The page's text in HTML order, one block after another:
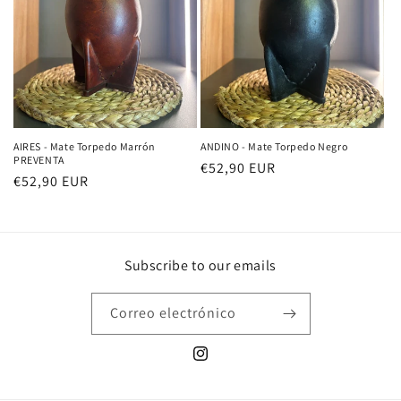
AIRES - Mate Torpedo Marrón
PREVENTA
Precio
€52,90 EUR
ANDINO - Mate Torpedo Negro
Precio
€52,90 EUR
Subscribe to our emails
Correo electrónico
Instagram